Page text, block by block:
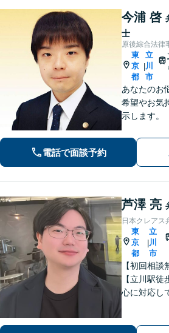
今浦 啓
士
原後綜合法律
東
京
都
|
立
川
市
あなたのお
希望やお気
示します。
電話で面談予約
芦澤 亮
日本クレアス
東
京
都
|
立
川
市
【初回相談
【立川駅
心に対応し